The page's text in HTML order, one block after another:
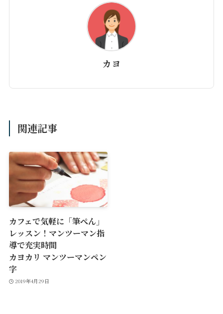
カヨ
関連記事
カフェで気軽に「筆ぺん」
レッスン！マンツーマン指
導で充実時間
カヨカリ マンツーマンペン
字
2019年4月29日